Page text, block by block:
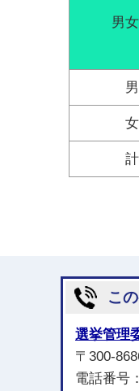
男
男
女
計
こ
選挙管理
〒300-
電話番号